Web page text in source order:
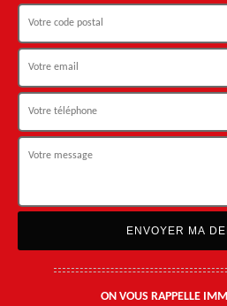
ON VOUS RAPPELLE